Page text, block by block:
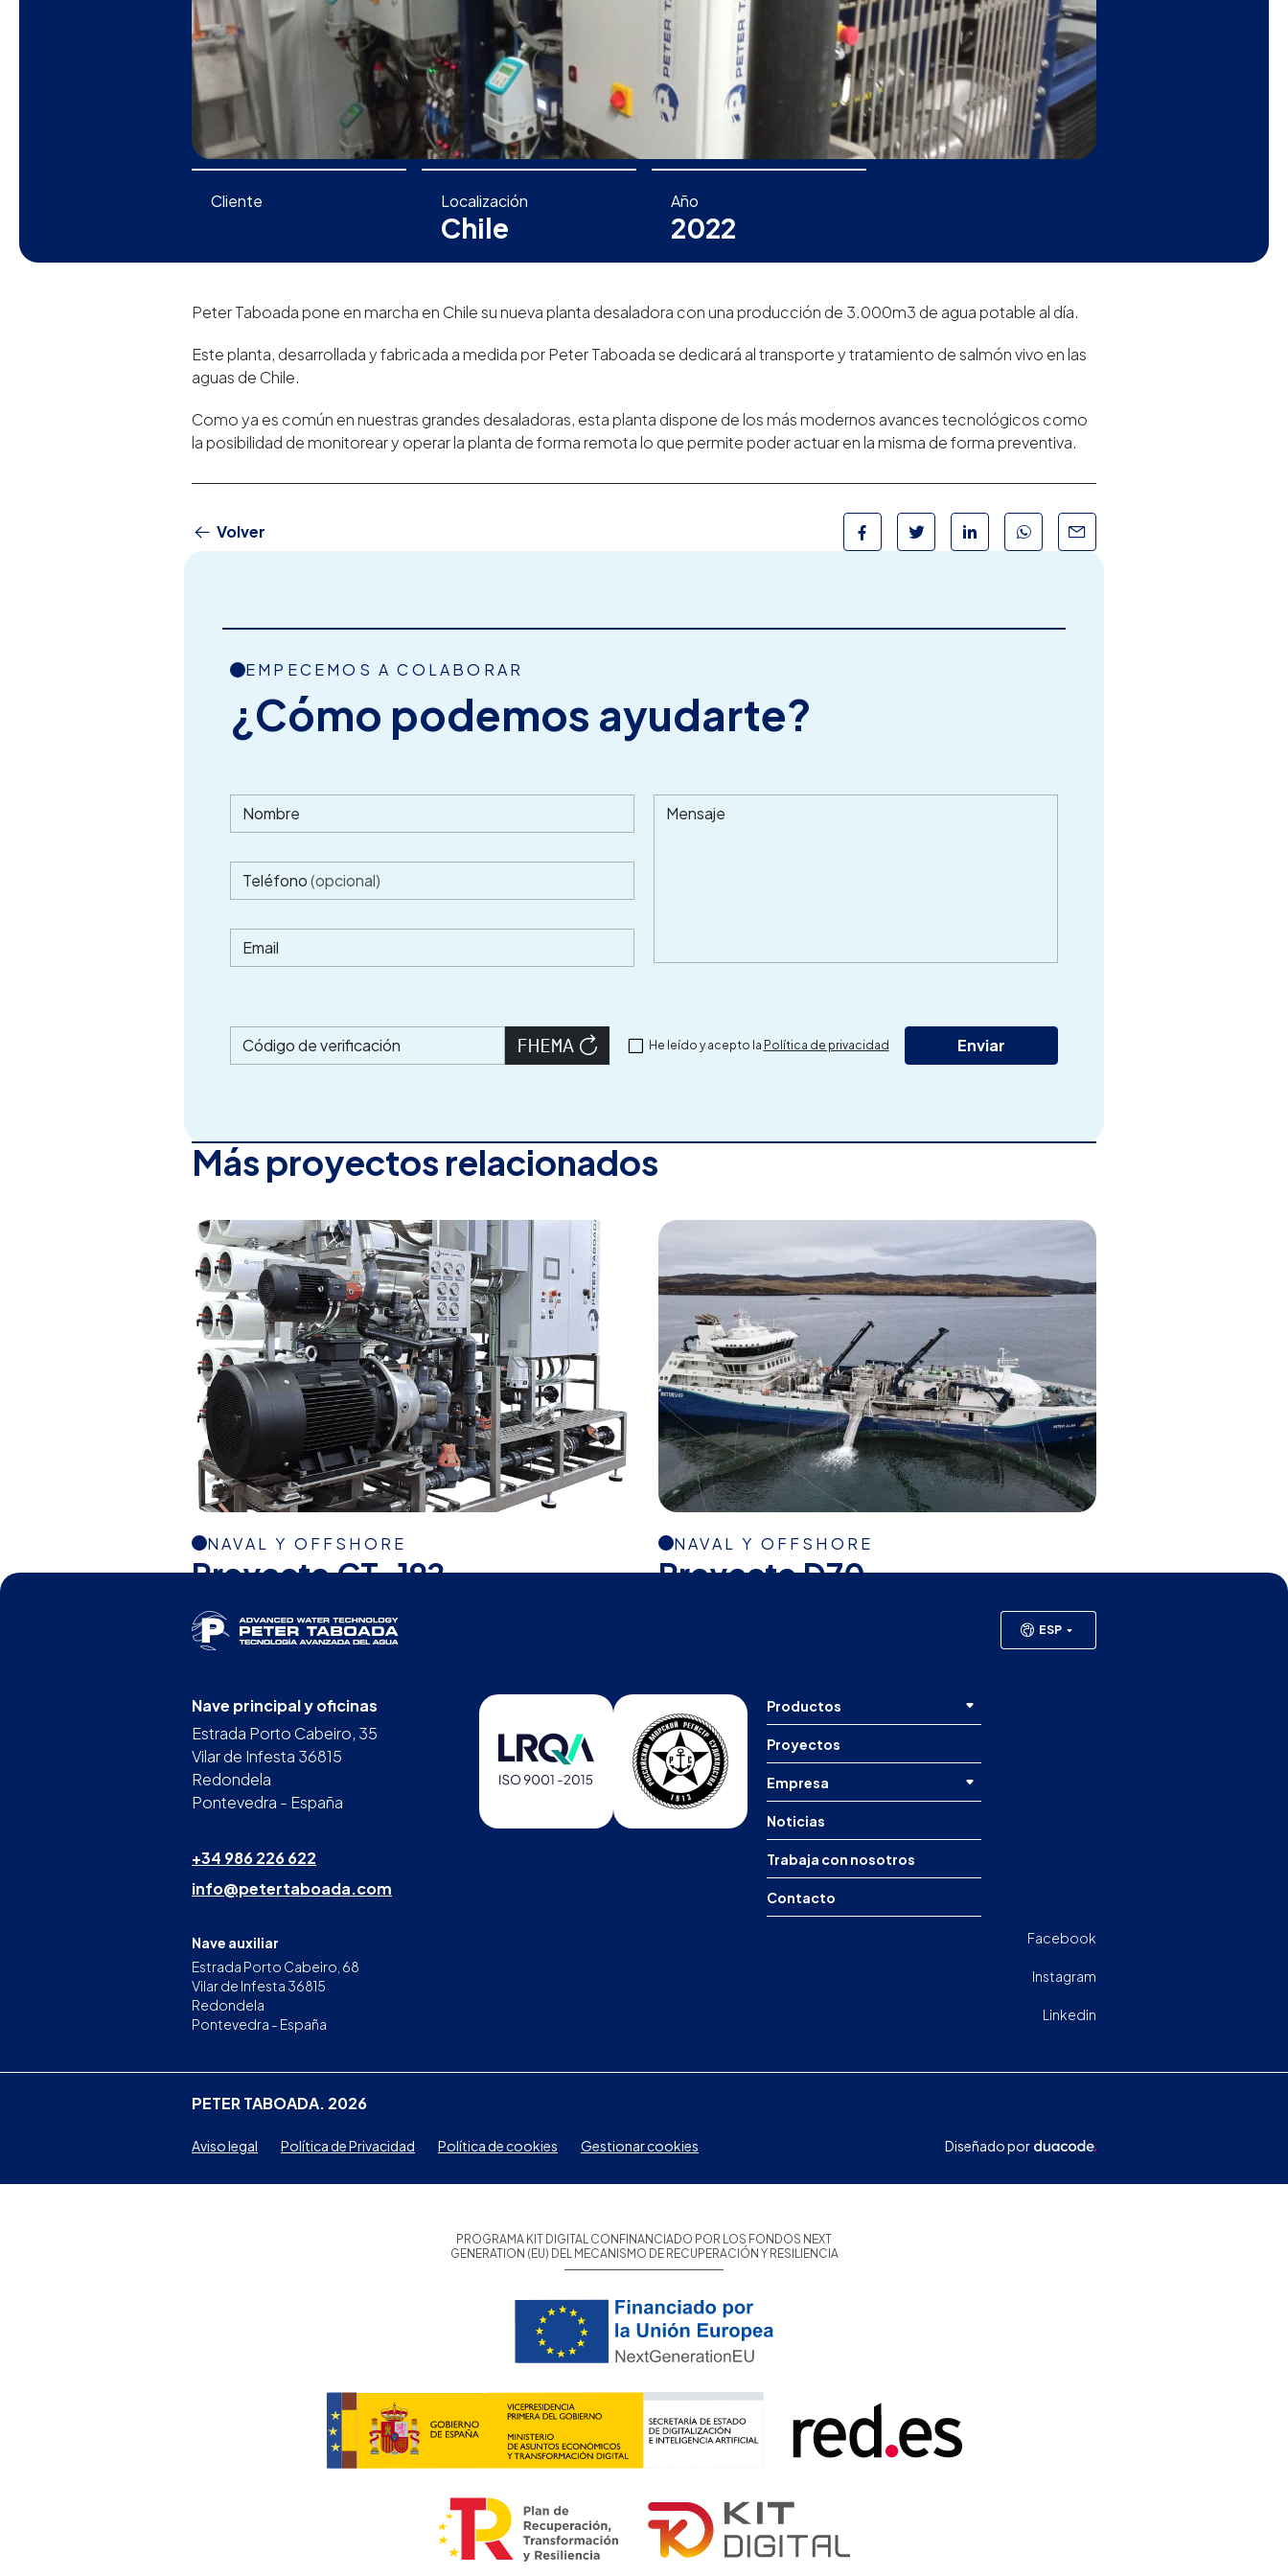
Cliente Localización
Chile
Año
2022
Peter Taboada pone en marcha en Chile su nueva planta desaladora con una producción de 3.000m3 de agua potable al día.
Este planta, desarrollada y fabricada a medida por Peter Taboada se dedicará al transporte y tratamiento de salmón vivo en las
aguas de Chile.
Como ya es común en nuestras grandes desaladoras, esta planta dispone de los más modernos avances tecnológicos como
la posibilidad de monitorear y operar la planta de forma remota lo que permite poder actuar en la misma de forma preventiva.
Volver
EMPECEMOS A COLABORAR
¿Cómo podemos ayudarte?
Nombre
Teléfono(opcional)
Email
Mensaje
Código de verificación He leído y acepto la Política de privacidad
Más proyectos relacionados
NAVAL Y OFFSHORE
Proyecto CT-192
NAVAL Y OFFSHORE
Proyecto D70
ESP
Nave principal y oficinas
Estrada Porto Cabeiro, 35
Vilar de Infesta 36815
Redondela
Pontevedra - España
+34 986 226 622
info@petertaboada.com
Nave auxiliar
Estrada Porto Cabeiro, 68
Vilar de Infesta 36815
Redondela
Pontevedra - España
Productos
Proyectos
Empresa
Noticias
Trabaja con nosotros
Contacto
Facebook
Instagram
Linkedin
PETER TABOADA. 2026
Aviso legal Política de Privacidad Política de cookies Gestionar cookies Diseñado por
PROGRAMA KIT DIGITAL CONFINANCIADO POR LOS FONDOS NEXT
GENERATION (EU) DEL MECANISMO DE RECUPERACIÓN Y RESILIENCIA